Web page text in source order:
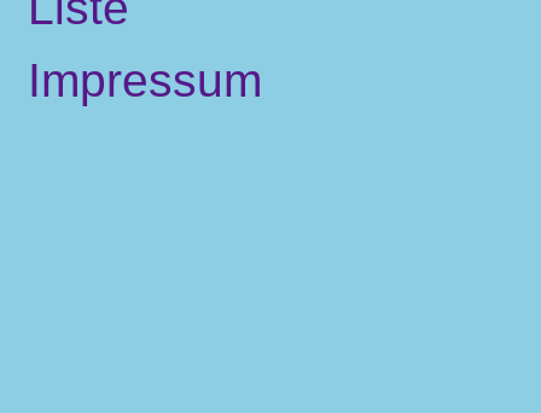
Impressum